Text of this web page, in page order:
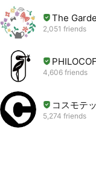
普段は1ヘクタールの
るかと思いますが、遅
The
2,051 friends
4,606 friends
コスモテ
5,274 friends